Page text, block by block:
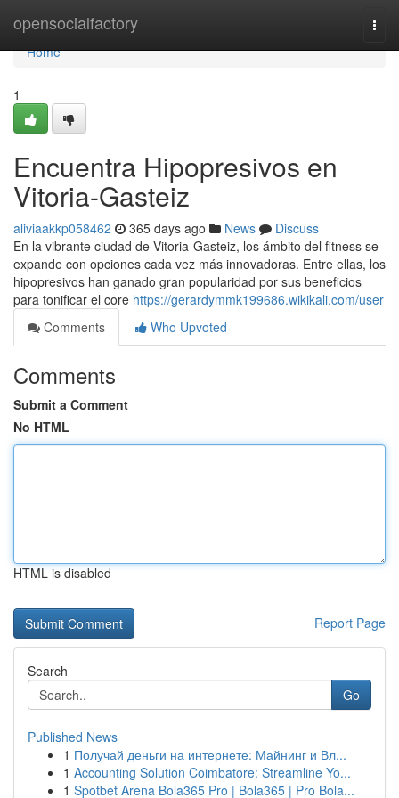
opensocialfactory
Home
Home
1
Encuentra Hipopresivos en
Vitoria-Gasteiz
aliviaakkp058462 365 days ago News
Discuss
En la vibrante ciudad de Vitoria-Gasteiz, los ámbito del fitness se
expande con opciones cada vez más innovadoras. Entre ellas, los
hipopresivos han ganado gran popularidad por sus beneficios
para tonificar el core https://gerardymmk199686.wikikali.com/user
Comments
Who Upvoted
Comments
Submit a Comment
No HTML
HTML is disabled
Report Page
Search
Go
Published News
1 Получай деньги на интернете: Майнинг и Вл...
1 Accounting Solution Coimbatore: Streamline Yo...
1 Spotbet Arena Bola365 Pro | Bola365 | Pro Bola...